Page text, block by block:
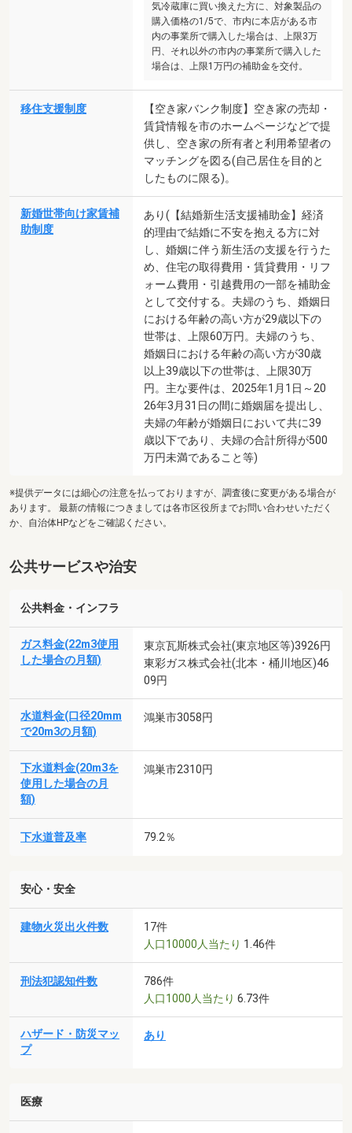
気冷蔵庫に買い換えた方に、対象製品の
購入価格の1/5で、市内に本店がある市
内の事業所で購入した場合は、上限3万
円、それ以外の市内の事業所で購入した
場合は、上限1万円の補助金を交付。
移住支援制度
【空き家バンク制度】空き家の売却・
賃貸情報を市のホームページなどで提
供し、空き家の所有者と利用希望者の
マッチングを図る(自己居住を目的と
したものに限る)。
新婚世帯向け家賃補
助制度
あり(【結婚新生活支援補助金】経済
的理由で結婚に不安を抱える方に対
し、婚姻に伴う新生活の支援を行うた
め、住宅の取得費用・賃貸費用・リフ
ォーム費用・引越費用の一部を補助金
として交付する。夫婦のうち、婚姻日
における年齢の高い方が29歳以下の
世帯は、上限60万円。夫婦のうち、
婚姻日における年齢の高い方が30歳
以上39歳以下の世帯は、上限30万
円。主な要件は、2025年1月1日～20
26年3月31日の間に婚姻届を提出し、
夫婦の年齢が婚姻日において共に39
歳以下であり、夫婦の合計所得が500
万円未満であること等)
※提供データには細心の注意を払っておりますが、調査後に変更がある場合が
あります。 最新の情報につきましては各市区役所までお問い合わせいただく
か、自治体HPなどをご確認ください。
公共サービスや治安
公共料金・インフラ
ガス料金(22m3使用
した場合の月額)
東京瓦斯株式会社(東京地区等)3926円
東彩ガス株式会社(北本・桶川地区)46
09円
水道料金(口径20mm
で20m3の月額)
鴻巣市3058円
下水道料金(20m3を
使用した場合の月
額)
鴻巣市2310円
下水道普及率 79.2％
安心・安全
建物火災出火件数
17件
人口10000人当たり 1.46件
刑法犯認知件数
786件
人口1000人当たり 6.73件
ハザード・防災マッ
プ
あり
医療